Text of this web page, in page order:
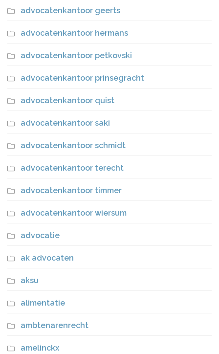
advocatenkantoor geerts
advocatenkantoor hermans
advocatenkantoor petkovski
advocatenkantoor prinsegracht
advocatenkantoor quist
advocatenkantoor saki
advocatenkantoor schmidt
advocatenkantoor terecht
advocatenkantoor timmer
advocatenkantoor wiersum
advocatie
ak advocaten
aksu
alimentatie
ambtenarenrecht
amelinckx